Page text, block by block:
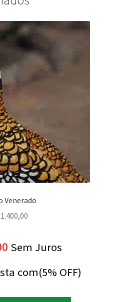
Venerado
1.400,00
Sem Juros
com(5% OFF)